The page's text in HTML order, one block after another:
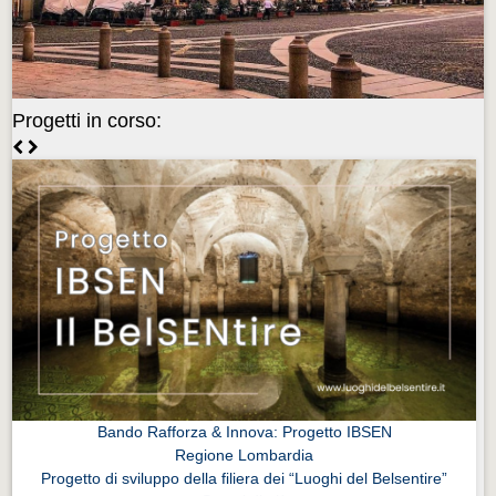
Videonews
Videonews
Eventi
Eventi
CHI SIAMO
CHI SIAMO
CITTÀ
CITTÀ
Guida turistica rapida
Guida turistica rapida
Musica e teatro
Musica e teatro
Distretto industriale
Progetti in corso:
Bando Rafforza & Innova: Progetto IBSEN
Regione Lombardia
Progetto di sviluppo della filiera dei “Luoghi del Belsentire”